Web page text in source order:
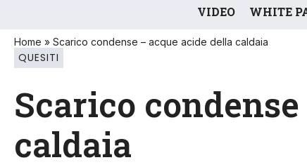
VIDEO WHITE
Home » Scarico condense – acque acide della caldaia
QUESITI
Scarico
caldaia